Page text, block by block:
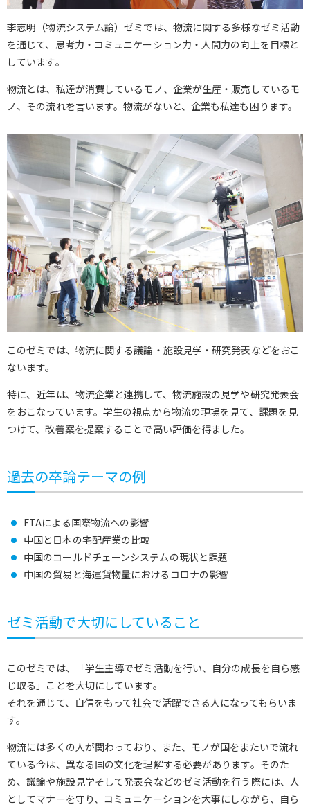
李志明（物流システム論）ゼミでは、物流に関する多様なゼミ活動
を通じて、思考力・コミュニケーション力・人間力の向上を目標と
しています。
物流とは、私達が消費しているモノ、企業が生産・販売しているモ
ノ、その流れを言います。物流がないと、企業も私達も困ります。
このゼミでは、物流に関する議論・施設見学・研究発表などをおこ
ないます。
特に、近年は、物流企業と連携して、物流施設の見学や研究発表会
をおこなっています。学生の視点から物流の現場を見て、課題を見
つけて、改善案を提案することで高い評価を得ました。
過去の卒論テーマの例
FTAによる国際物流への影響
中国と日本の宅配産業の比較
中国のコールドチェーンシステムの現状と課題
中国の貿易と海運貨物量におけるコロナの影響
ゼミ活動で大切にしていること
このゼミでは、「学生主導でゼミ活動を行い、自分の成長を自ら感
じ取る」ことを大切にしています。
それを通じて、自信をもって社会で活躍できる人になってもらいま
す。
物流には多くの人が関わっており、また、モノが国をまたいで流れ
ている今は、異なる国の文化を理解する必要があります。そのた
め、議論や施設見学そして発表会などのゼミ活動を行う際には、人
としてマナーを守り、コミュニケーションを大事にしながら、自ら